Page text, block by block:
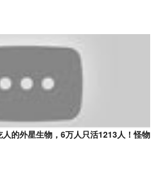
人的外星生物，6万人只活1213人！怪物